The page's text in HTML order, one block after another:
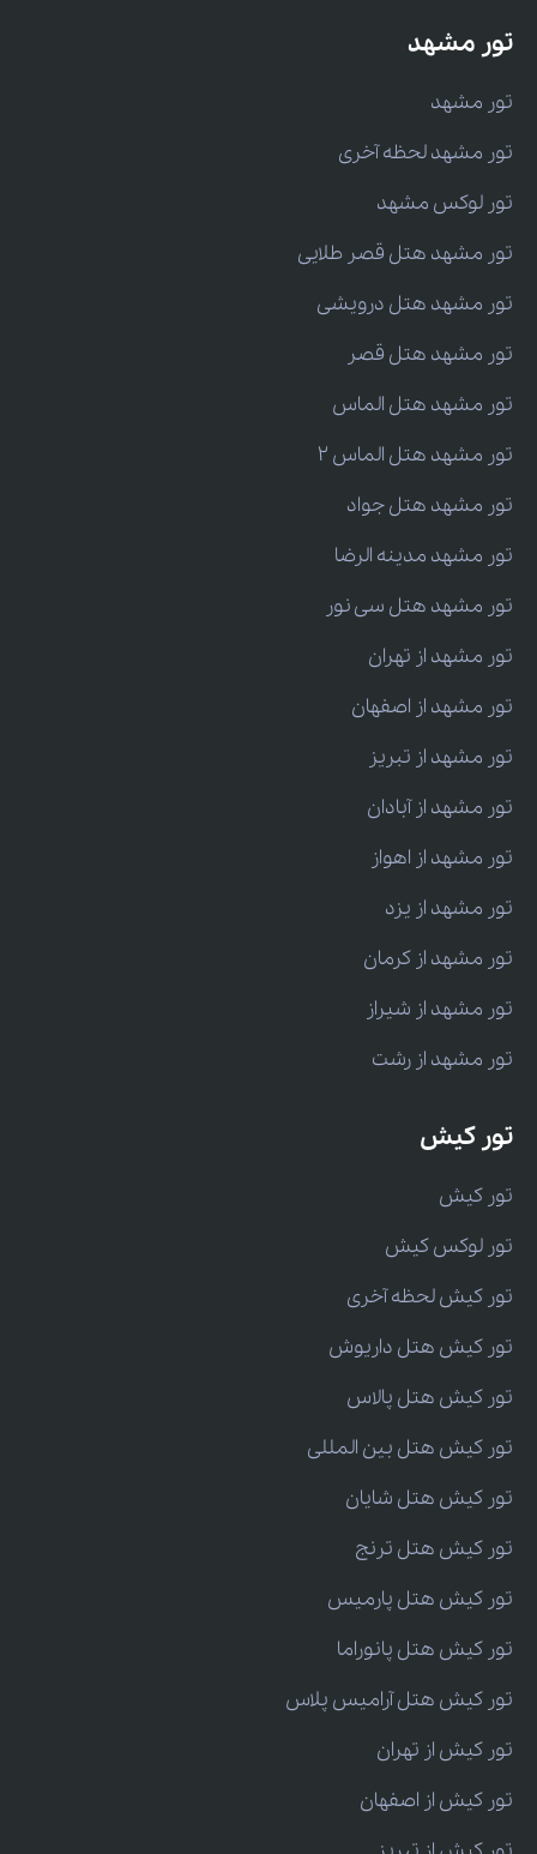
تور مشهد
تور مشهد
تور مشهد لحظه آخری
تور لوکس مشهد
تور مشهد هتل قصر طلایی
تور مشهد هتل درویشی
تور مشهد هتل قصر
تور مشهد هتل الماس
تور مشهد هتل الماس 2
تور مشهد هتل جواد
تور مشهد مدینه الرضا
تور مشهد هتل سی نور
تور مشهد از تهران
تور مشهد از اصفهان
تور مشهد از تبریز
تور مشهد از آبادان
تور مشهد از اهواز
تور مشهد از یزد
تور مشهد از کرمان
تور مشهد از شیراز
تور مشهد از رشت
تور کیش
تور کیش
تور لوکس کیش
تور کیش لحظه آخری
تور کیش هتل داریوش
تور کیش هتل پالاس
تور کیش هتل بین المللی
تور کیش هتل شایان
تور کیش هتل ترنج
تور کیش هتل پارمیس
تور کیش هتل پانوراما
تور کیش هتل آرامیس پلاس
تور کیش از تهران
تور کیش از اصفهان